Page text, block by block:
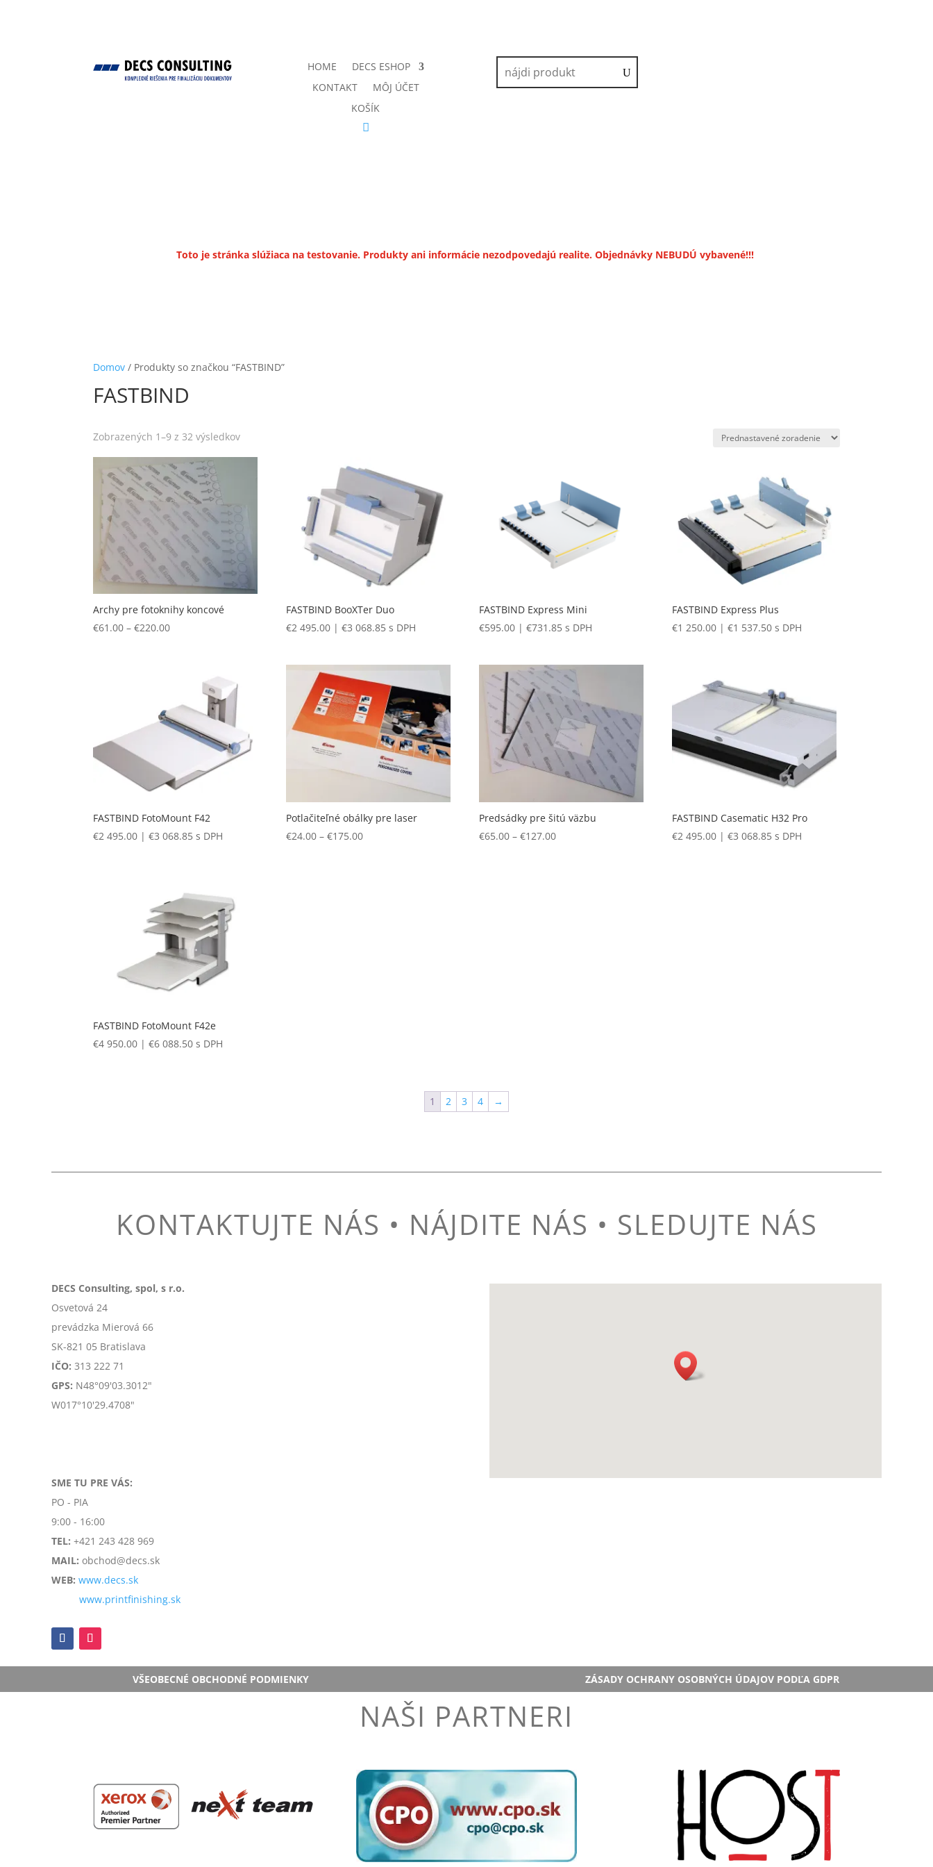
HOME
DECS ESHOP
KONTAKT
MÔJ ÚČET
KOŠÍK
Toto je stránka slúžiaca na testovanie. Produkty ani informácie nezodpovedajú realite. Objednávky NEBUDÚ vybavené!!!
Domov / Produkty so značkou “FASTBIND”
FASTBIND
Zobrazených 1–9 z 32 výsledkov
Archy pre fotoknihy koncové
€61.00 – €220.00Price
€220.00
FASTBIND BooXTer Duo
€2 495.00 |€3 068.85 s DPH
FASTBIND Express Mini
€595.00 |€731.85 s DPH
FASTBIND Express Plus
€1 250.00 |€1 537.50 s DPH
FASTBIND FotoMount F42
€2 495.00 |€3 068.85 s DPH
Potlačiteľné obálky pre laser
€24.00 – €175.00Price
Predsádky pre šitú väzbu
€65.00 – €127.00Price
FASTBIND Casematic H32 Pro
€2 495.00 |€3 068.85 s DPH
FASTBIND FotoMount F42e
€4 950.00 |€6 088.50 s DPH
1 2 3 4 →
KONTAKTUJTE NÁS • NÁJDITE NÁS • SLEDUJTE NÁS
DECS Consulting, spol, s r.o.
Osvetová 24
prevádzka Mierová 66
SK-821 05 Bratislava
IČO: 313 222 71
GPS: N48°09'03.3012"
W017°10'29.4708"
SME TU PRE VÁS:
PO - PIA
9:00 - 16:00
TEL: +421 243 428 969
MAIL: obchod@decs.sk
WEB: www.decs.sk
www.printfinishing.sk
VŠEOBECNÉ OBCHODNÉ PODMIENKY ZÁSADY OCHRANY OSOBNÝCH ÚDAJOV PODĽA GDPR
NAŠI PARTNERI